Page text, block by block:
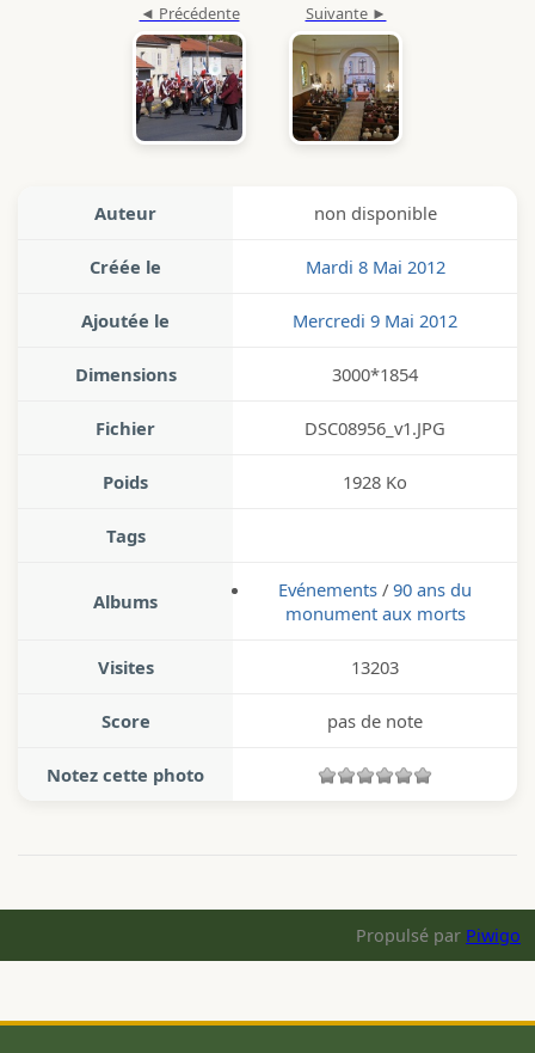
Auteur non disponible
Créée le Mardi 8 Mai 2012
Ajoutée le Mercredi 9 Mai 2012
Dimensions 3000*1854
Fichier DSC08956_v1.JPG
Poids 1928 Ko
Tags
Albums Evénements / 90 ans du
monument aux morts
Visites 13203
Score pas de note
Notez cette photo
Propulsé par Piwigo